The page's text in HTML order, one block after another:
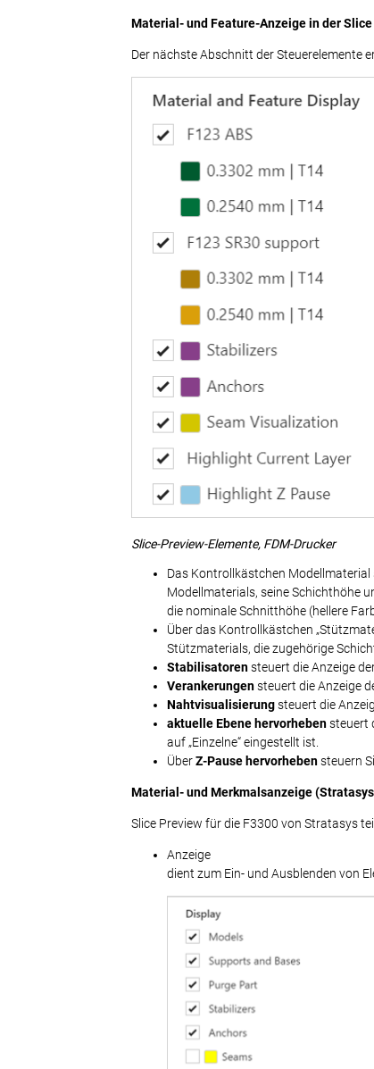
Material- und Feature-Anzeige in der
Der nächste Abschnitt der Steuerelemente
Slice-Preview-Elemente, FDM-Drucker
Das Kontrollkästchen Modellmaterial
Modellmaterials, seine Schichthöhe
die nominale Schnitthöhe (hellere
Über das Kontrollkästchen
Stützmaterials, die zugehörige
Stabilisatorensteuert die Anzeige
Verankerungensteuert die Anzeige
Nahtvisualisierungsteuert die
aktuelle Ebene hervorhebensteuert
auf „Einzelne“ eingestellt ist.
ÜberZ-Pause hervorhebensteuern
Material- und Merkmalsanzeige
Slice Preview für die F3300 von Stratasys
Anzeige
dient zum Ein- und Ausblenden von